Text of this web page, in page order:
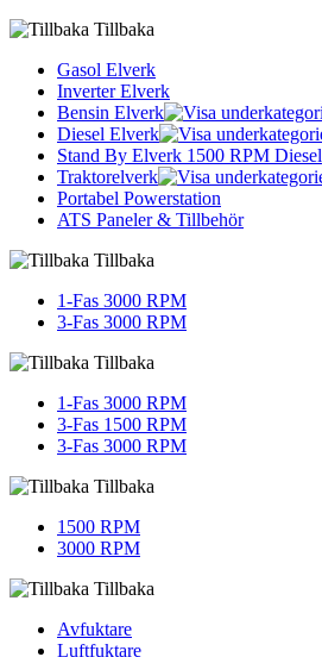
Tillbaka
Gasol Elverk
Inverter Elverk
Bensin Elverk
Diesel Elverk
Stand By Elverk 1500 RPM Diesel
Traktorelverk
Portabel Powerstation
ATS Paneler & Tillbehör
Tillbaka
1-Fas 3000 RPM
3-Fas 3000 RPM
Tillbaka
1-Fas 3000 RPM
3-Fas 1500 RPM
3-Fas 3000 RPM
Tillbaka
1500 RPM
3000 RPM
Tillbaka
Avfuktare
Luftfuktare